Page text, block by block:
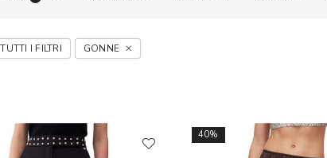
I FILTRI GONNE
40%